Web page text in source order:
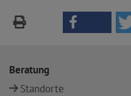
Beratung
Standorte